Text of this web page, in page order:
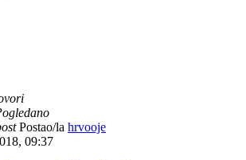
Postao/la hrvooje
09:37